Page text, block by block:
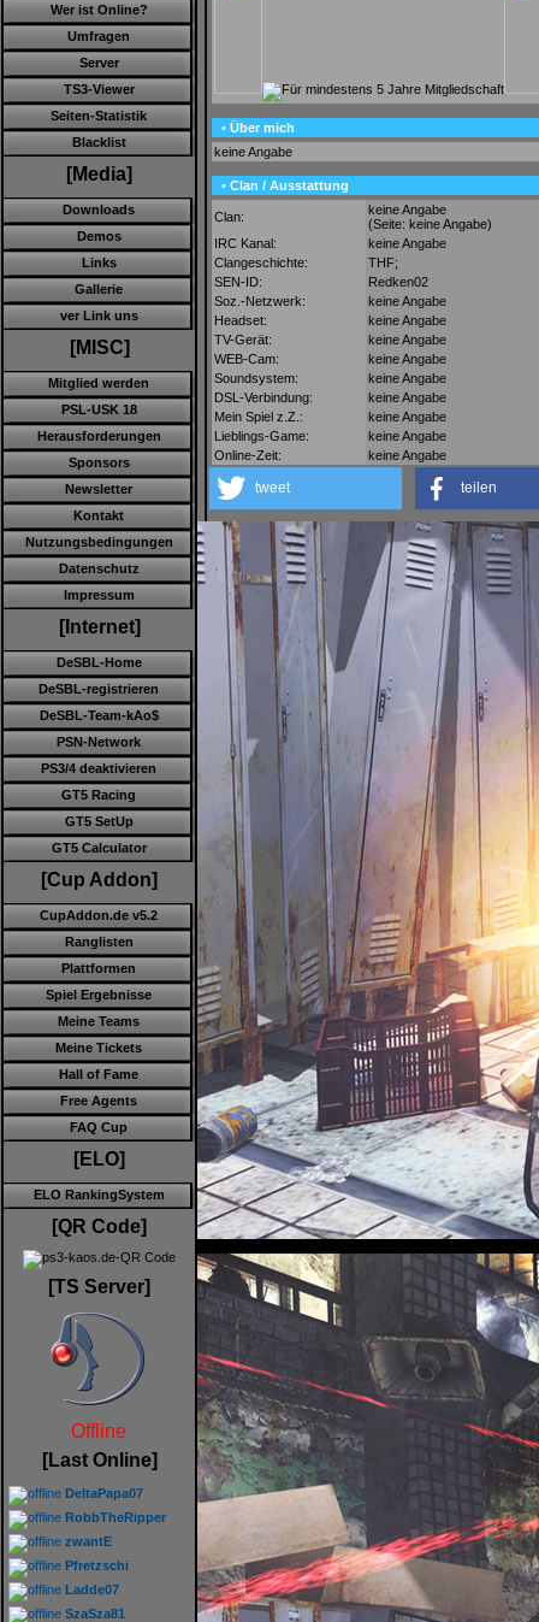
Wer ist Online?
Umfragen
Server
TS3-Viewer
Seiten-Statistik
Blacklist
[Media]
Downloads
Demos
Links
Gallerie
ver Link uns
[MISC]
Mitglied werden
PSL-USK 18
Herausforderungen
Sponsors
Newsletter
Kontakt
Nutzungsbedingungen
Datenschutz
Impressum
[Internet]
DeSBL-Home
DeSBL-registrieren
DeSBL-Team-kAo$
PSN-Network
PS3/4 deaktivieren
GT5 Racing
GT5 SetUp
GT5 Calculator
[Cup Addon]
CupAddon.de v5.2
Ranglisten
Plattformen
Spiel Ergebnisse
Meine Teams
Meine Tickets
Hall of Fame
Free Agents
FAQ Cup
[ELO]
ELO RankingSystem
[QR Code]
[TS Server]
Offline
[Last Online]
DeltaPapa07
RobbTheRipper
zwantE
Pfretzschi
Ladde07
SzaSza81
• Über mich
keine Angabe
• Clan / Ausstattung
Clan:
keine Angabe
(Seite: keine Angabe)
IRC Kanal:
keine Angabe
Clangeschichte:
THF;
SEN-ID:
Redken02
Soz.-Netzwerk:
keine Angabe
Headset:
keine Angabe
TV-Gerät:
keine Angabe
WEB-Cam:
keine Angabe
Soundsystem:
keine Angabe
DSL-Verbindung:
keine Angabe
Mein Spiel z.Z.:
keine Angabe
Lieblings-Game:
keine Angabe
Online-Zeit:
keine Angabe
tweet teilen